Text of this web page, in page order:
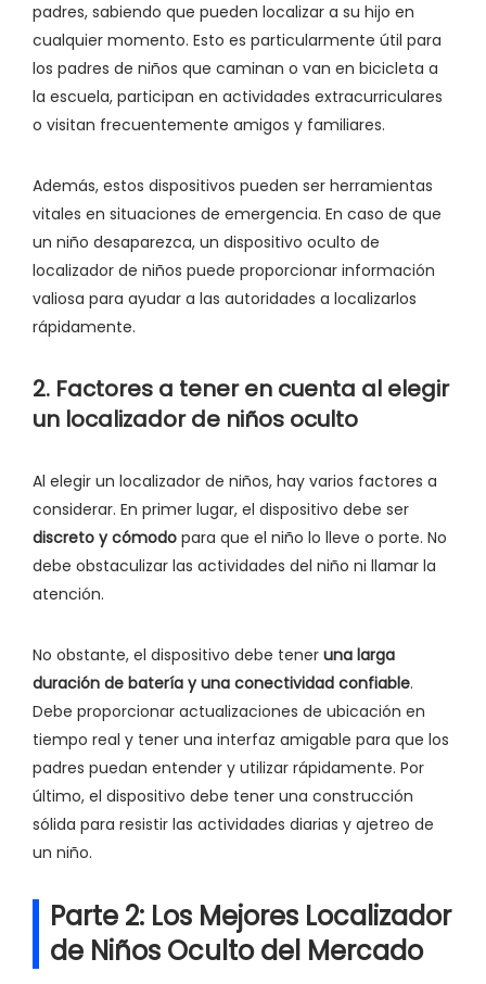
padres, sabiendo que pueden localizar a su hijo en
cualquier momento. Esto es particularmente útil para
los padres de niños que caminan o van en bicicleta a
la escuela, participan en actividades extracurriculares
o visitan frecuentemente amigos y familiares.
Además, estos dispositivos pueden ser herramientas
vitales en situaciones de emergencia. En caso de que
un niño desaparezca, un dispositivo oculto de
localizador de niños puede proporcionar información
valiosa para ayudar a las autoridades a localizarlos
rápidamente.
2. Factores a tener en cuenta al elegir
un localizador de niños oculto
Al elegir un localizador de niños, hay varios factores a
considerar. En primer lugar, el dispositivo debe ser
discreto y cómodo para que el niño lo lleve o porte. No
debe obstaculizar las actividades del niño ni llamar la
atención.
No obstante, el dispositivo debe tener una larga
duración de batería y una conectividad confiable.
Debe proporcionar actualizaciones de ubicación en
tiempo real y tener una interfaz amigable para que los
padres puedan entender y utilizar rápidamente. Por
último, el dispositivo debe tener una construcción
sólida para resistir las actividades diarias y ajetreo de
un niño.
Parte 2: Los Mejores Localizador
de Niños Oculto del Mercado